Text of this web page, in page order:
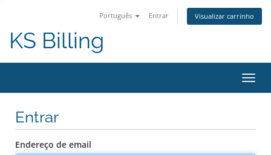
Português Entrar Visualizar carrinho
KS Billing
Entrar
Endereço de email